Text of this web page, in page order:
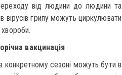
від людини до людини та
вірусів грипу можуть циркулювати
вакцинація
конкретному сезоні можуть бути в